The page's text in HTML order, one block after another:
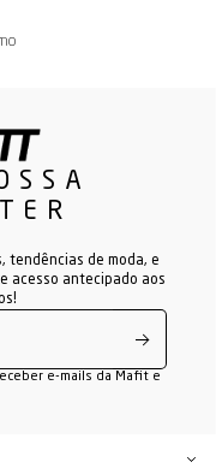
tendências de moda, e
acesso antecipado aos
e-mails da Mafit e